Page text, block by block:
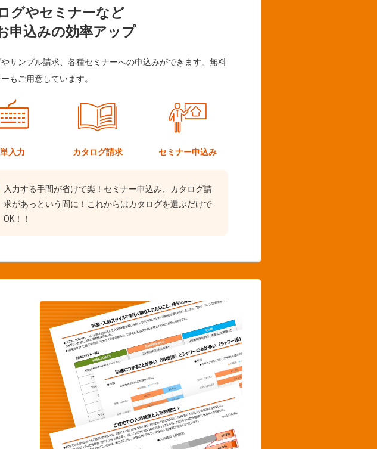
グやセミナーなど
申込みの効率アップ
サンプル請求、各種セミナーへの申込みができます。無料
もご用意しています。
入力 カタログ請求 セミナー申込み
入力する手間が省けて楽！セミナー申込み、カタログ請
求があっという間に！これからはカタログを選ぶだけで
OK！！